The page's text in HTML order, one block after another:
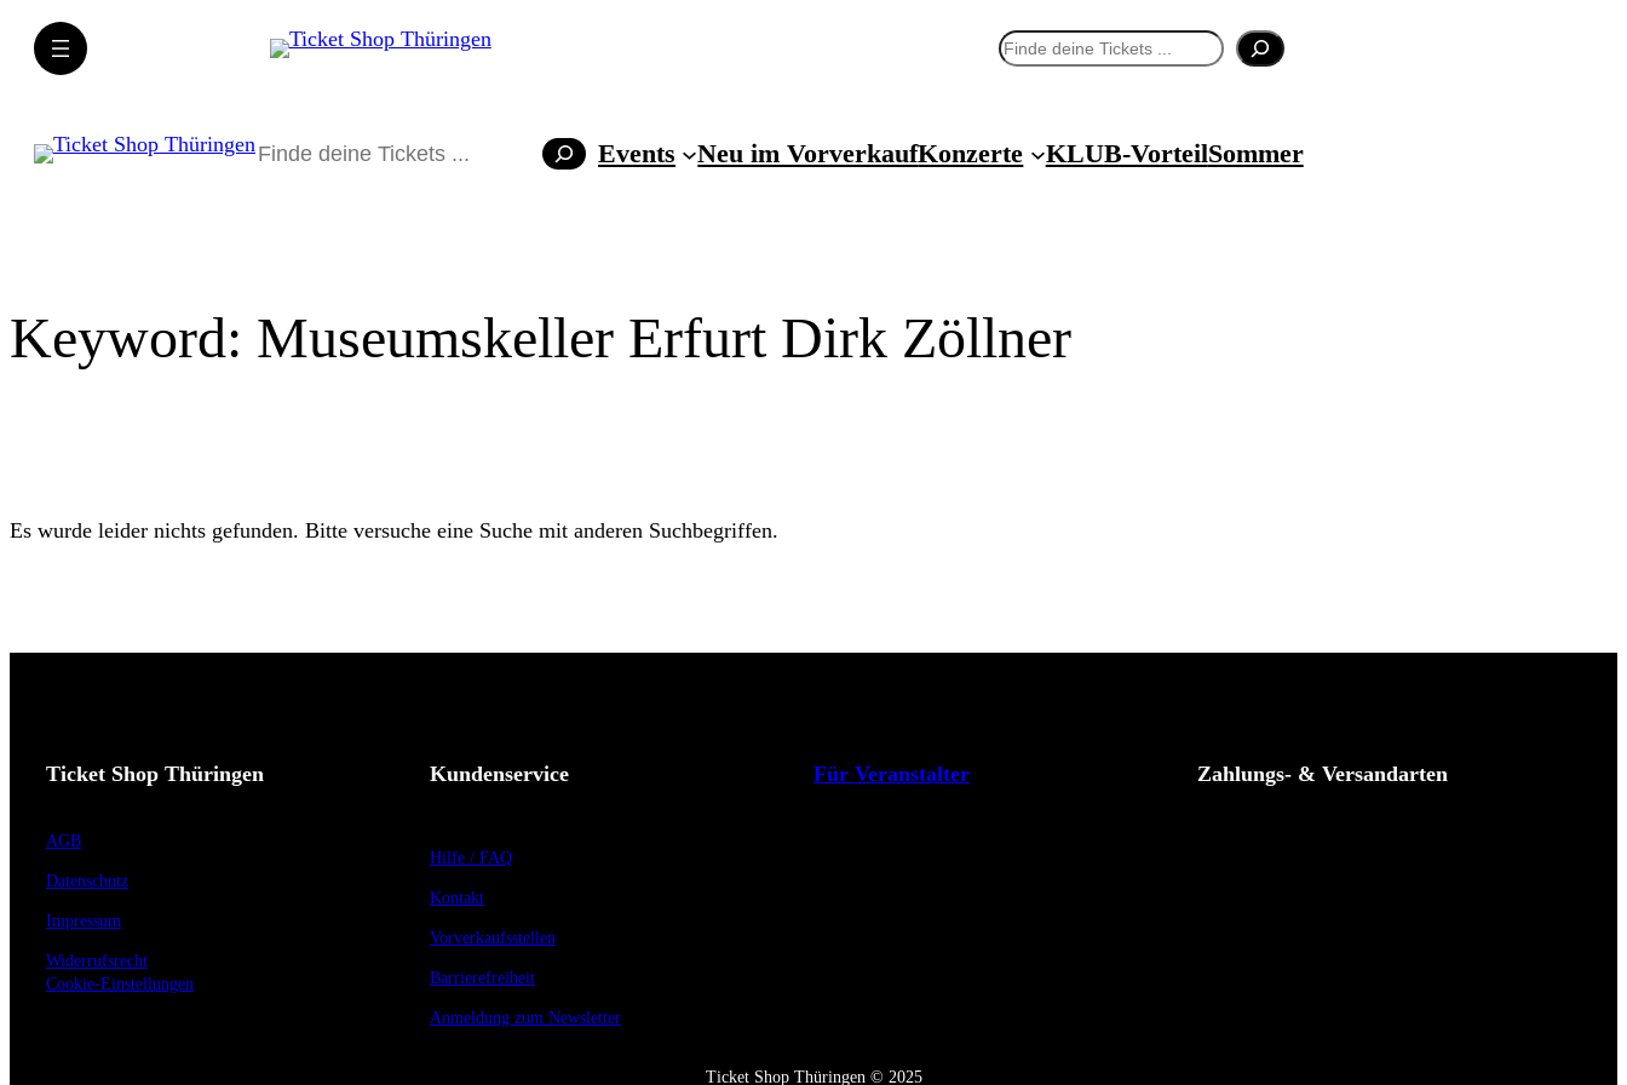
Direkt
zum
Suchen
Suchen Events Neu im VorverkaufKonzerte KLUB-VorteilSommer
Keyword: Museumskeller Erfurt Dirk Zöllner
Es wurde leider nichts gefunden. Bitte versuche eine Suche mit anderen Suchbegriffen.
Ticket Shop Thüringen
AGB
Datenschutz
Impressum
Widerrufsrecht
Cookie-Einstellungen
Kundenservice
Hilfe / FAQ
Kontakt
Vorverkaufsstellen
Barrierefreiheit
Anmeldung zum Newsletter
Für Veranstalter Zahlungs- & Versandarten
Ticket Shop Thüringen © 2025